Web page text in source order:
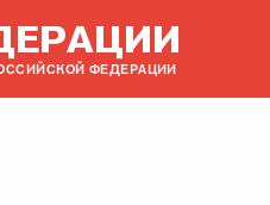
ФЕДЕРАЦИИ